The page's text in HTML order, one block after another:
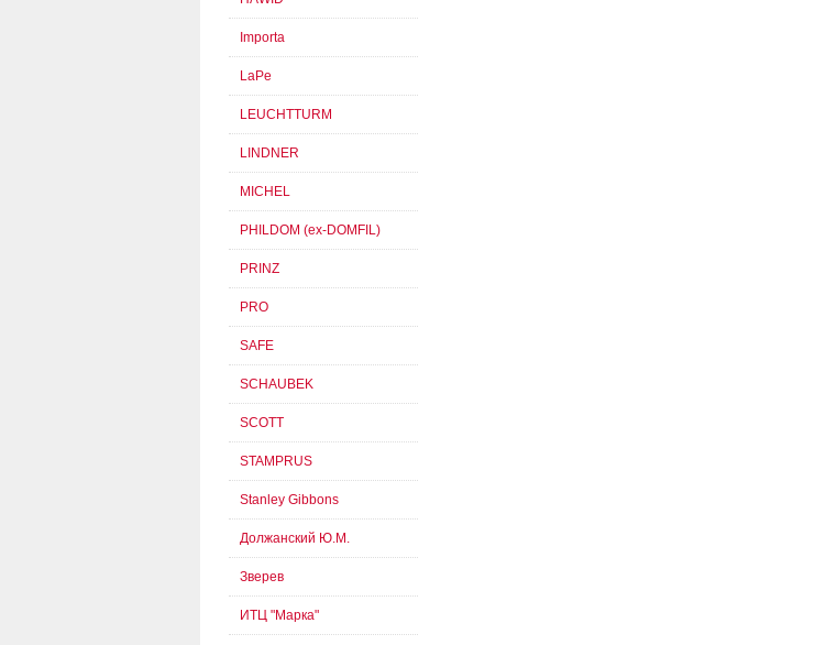
Importa
LaPe
LEUCHTTURM
LINDNER
MICHEL
PHILDOM (ex-DOMFIL)
PRINZ
PRO
SAFE
SCHAUBEK
SCOTT
STAMPRUS
Stanley Gibbons
Должанский Ю.М.
Зверев
ИТЦ "Марка"